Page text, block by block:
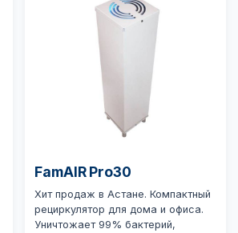
FamAIR Pro30
Хит продаж в Астане. Компактный
рециркулятор для дома и офиса.
Уничтожает 99% бактерий,